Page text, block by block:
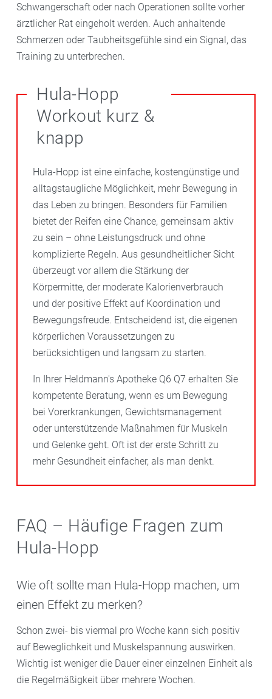
Schwangerschaft oder nach Operationen sollte vorher
ärztlicher Rat eingeholt werden. Auch anhaltende
Schmerzen oder Taubheitsgefühle sind ein Signal, das
Training zu unterbrechen.
Hula-Hopp
Workout kurz &
knapp
Hula-Hopp ist eine einfache, kostengünstige und
alltagstaugliche Möglichkeit, mehr Bewegung in
das Leben zu bringen. Besonders für Familien
bietet der Reifen eine Chance, gemeinsam aktiv
zu sein – ohne Leistungsdruck und ohne
komplizierte Regeln. Aus gesundheitlicher Sicht
überzeugt vor allem die Stärkung der
Körpermitte, der moderate Kalorienverbrauch
und der positive Effekt auf Koordination und
Bewegungsfreude. Entscheidend ist, die eigenen
körperlichen Voraussetzungen zu
berücksichtigen und langsam zu starten.
In Ihrer Heldmann's Apotheke Q6 Q7 erhalten Sie
kompetente Beratung, wenn es um Bewegung
bei Vorerkrankungen, Gewichtsmanagement
oder unterstützende Maßnahmen für Muskeln
und Gelenke geht. Oft ist der erste Schritt zu
mehr Gesundheit einfacher, als man denkt.
FAQ – Häufige Fragen zum
Hula-Hopp
Wie oft sollte man Hula-Hopp machen, um
einen Effekt zu merken?
Schon zwei- bis viermal pro Woche kann sich positiv
auf Beweglichkeit und Muskelspannung auswirken.
Wichtig ist weniger die Dauer einer einzelnen Einheit als
die Regelmäßigkeit über mehrere Wochen.